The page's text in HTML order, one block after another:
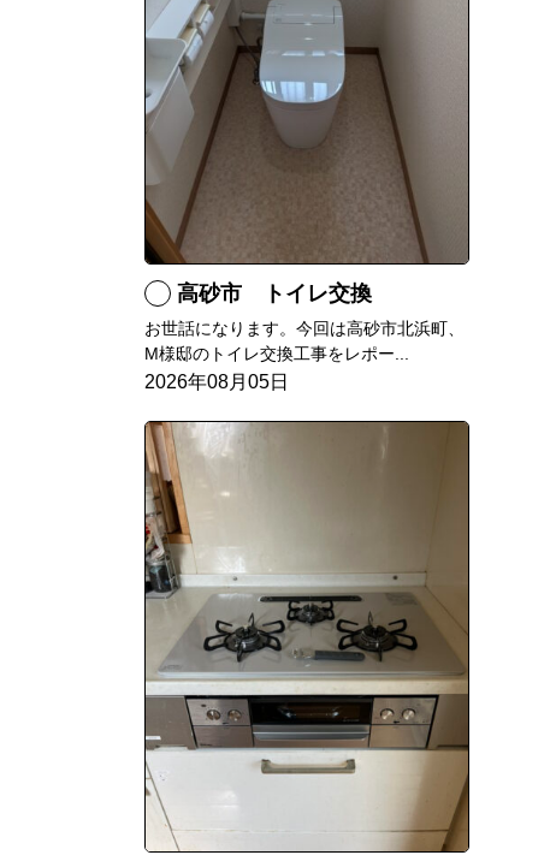
高砂市 トイレ交換
お世話になります。今回は高砂市北浜町、
M様邸のトイレ交換工事をレポー...
2026年08月05日